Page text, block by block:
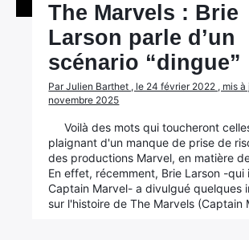
The Marvels : Brie
Larson parle d’un
scénario “dingue”
Par Julien Barthet , le 24 février 2022 , mis à
novembre 2025
Voilà des mots qui toucheront
plaignant d'un manque de prise de
des productions Marvel, en matière
En effet, récemment, Brie Larson -qui
Captain Marvel- a divulgué quelques
sur l'histoire de The Marvels (Captain